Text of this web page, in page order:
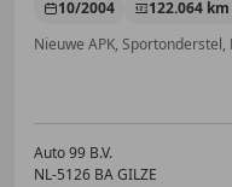
10/2004 122.064 km
Auto 99 B.V.
NL-5126 BA GILZE